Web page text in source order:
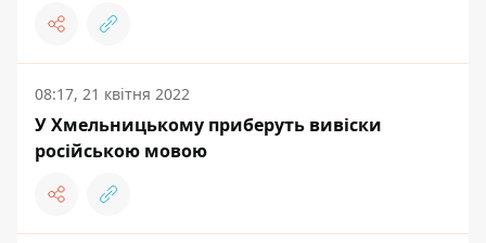
08:17, 21 квітня 2022
У Хмельницькому приберуть вивіски
російською мовою